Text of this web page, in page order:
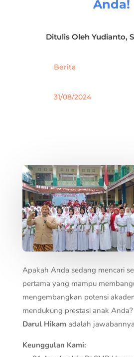
Anda!
Ditulis Oleh Yudianto,
Berita
31/08/2024
Apakah Anda sedang mencari
pertama yang mampu
mengembangkan potensi
mendukung prestasi anak Anda?
Darul Hikamadalah
Keunggulan Kami: